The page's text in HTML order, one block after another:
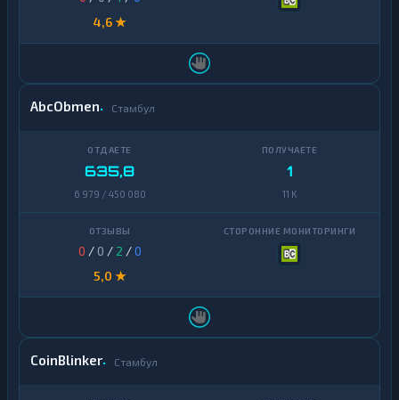
4,6 ★
AbcObmen Стамбул
635,8
6 979 / 450 080
1
11 K
0 / 0 / 2 /0
5,0 ★
CoinBlinker Стамбул